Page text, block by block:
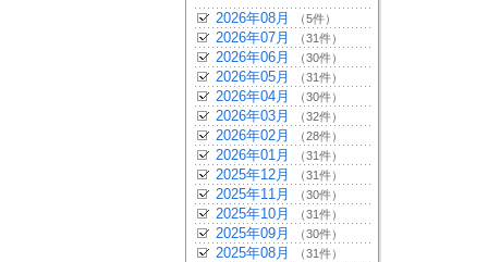
2026年08月 （5件）
2026年07月 （31件）
2026年06月 （30件）
2026年05月 （31件）
2026年04月 （30件）
2026年03月 （32件）
2026年02月 （28件）
2026年01月 （31件）
2025年12月 （31件）
2025年11月 （30件）
2025年10月 （31件）
2025年09月 （30件）
2025年08月 （31件）